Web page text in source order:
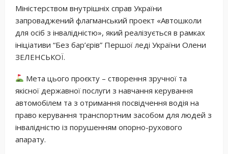
Міністерством внутрішніх справ України
запроваджений флагманський проект «Автошколи
для осіб з інвалідністю», який реалізується в рамках
ініціативи “Без бар’єрів” Першої леді України Олени
ЗЕЛЕНСЬКОЇ.
Мета цього проєкту – створення зручної та
якісної державної послуги з навчання керування
автомобілем та з отримання посвідчення водія на
право керування транспортним засобом для людей з
інвалідністю із порушенням опорно-рухового
апарату.